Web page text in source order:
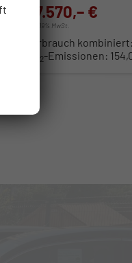
27.570,– €
incl. 19% MwSt.
Verbrauch kombiniert:
2-Emissionen: